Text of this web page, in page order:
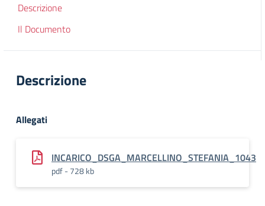
Descrizione
Il Documento
Descrizione
Allegati
INCARICO_DSGA_MARCELLINO_STEFANIA_1043
pdf - 728 kb